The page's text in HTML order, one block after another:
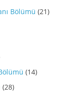
Bölümü (21)
(14)
(28)